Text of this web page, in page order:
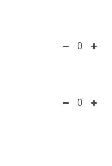
0
0